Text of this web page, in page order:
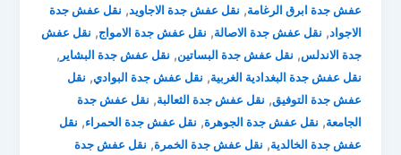
عفش جدة ابرق الرغامة, نقل عفش جدة الاجاويد, نقل عفش جدة
الاجواد, نقل عفش جدة الاصالة, نقل عفش جدة الامواج, نقل عفش
جدة الاندلس, نقل عفش جدة البساتين, نقل عفش جدة البشاير ,
نقل عفش جدة البغدادية الغربية, نقل عفش جدة البوادي, نقل
عفش جدة التوفيق, نقل عفش جدة الثعالبة, نقل عفش جدة
الجامعة, نقل عفش جدة الجوهرة, نقل عفش جدة الحمراء, نقل
عفش جدة الخالدية, نقل عفش جدة الخمرة, نقل عفش جدة